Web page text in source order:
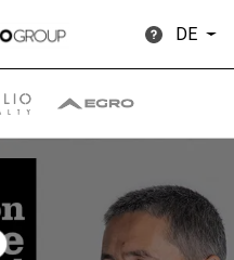
DE
Herunterladen